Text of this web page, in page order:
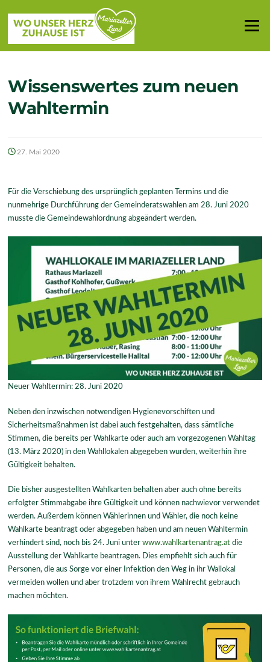
Inhalt
springen
Menü
Wissenswertes zum neuen
Wahltermin
27. Mai 2020
Für die Verschiebung des ursprünglich geplanten Termins und die
nunmehrige Durchführung der Gemeinderatswahlen am 28. Juni 2020
musste die Gemeindewahlordnung abgeändert werden.
Neuer Wahltermin: 28. Juni 2020
Neben den inzwischen notwendigen Hygienevorschiften und
Sicherheitsmaßnahmen ist dabei auch festgehalten, dass sämtliche
Stimmen, die bereits per Wahlkarte oder auch am vorgezogenen Wahltag
(13. März 2020) in den Wahllokalen abgegeben wurden, weiterhin ihre
Gültigkeit behalten.
Die bisher ausgestellten Wahlkarten behalten aber auch ohne bereits
erfolgter Stimmabgabe ihre Gültigkeit und können nachwievor verwendet
werden. Außerdem können Wählerinnen und Wähler, die noch keine
Wahlkarte beantragt oder abgegeben haben und am neuen Wahltermin
verhindert sind, noch bis 24. Juni unterwww.wahlkartenantrag.at die
Ausstellung der Wahlkarte beantragen. Dies empfiehlt sich auch für
Personen, die aus Sorge vor einer Infektion den Weg in ihr Wallokal
vermeiden wollen und aber trotzdem von ihrem Wahlrecht gebrauch
machen möchten.